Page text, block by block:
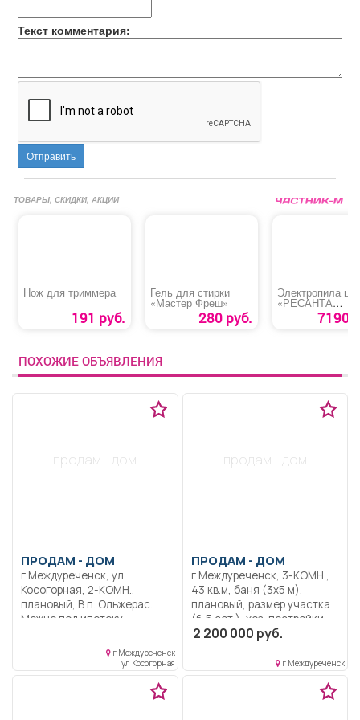
Текст комментария:
Отправить
ТОВАРЫ, СКИДКИ, АКЦИИ
Нож для триммера
191 руб.
Гель для стирки
«Мастер Фреш»
280 руб.
Электропила
«РЕСАНТА
ЭП-1814П»7190
ПОХОЖИЕ ОБЪЯВЛЕНИЯ
продам - дом
ПРОДАМ - ДОМ
г Междуреченск, ул
Косогорная, 2-КОМН.,
плановый, В п. Ольжерас.
Можно под ипотеку.
агентство. Площадь 50м2.
г Междуреченск
ул Косогорная
продам - дом
ПРОДАМ - ДОМ
г Междуреченск, 3-КОМН.,
43 кв.м, баня (3х5 м),
плановый, размер участка
(6,5 сот.), хоз. постройки,
дом в пос. Камешек или
2 200 000 руб.
г Междуреченск